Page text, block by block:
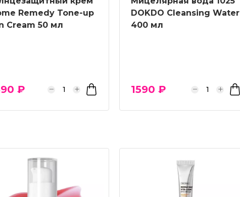
Remedy Tone-up
Cream 50 мл
₽
DOKDO Cleansing Water
400 мл
1590 ₽